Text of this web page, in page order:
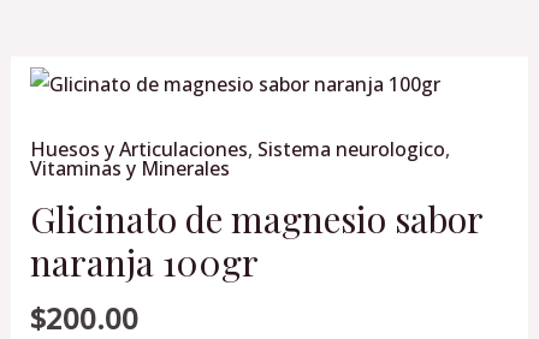
Huesos y Articulaciones, Sistema neurologico,
Vitaminas y Minerales
Glicinato de magnesio sabor
naranja 100gr
$200.00
Glicinato
magnesio
sabor
naranja
100gr
cantidad